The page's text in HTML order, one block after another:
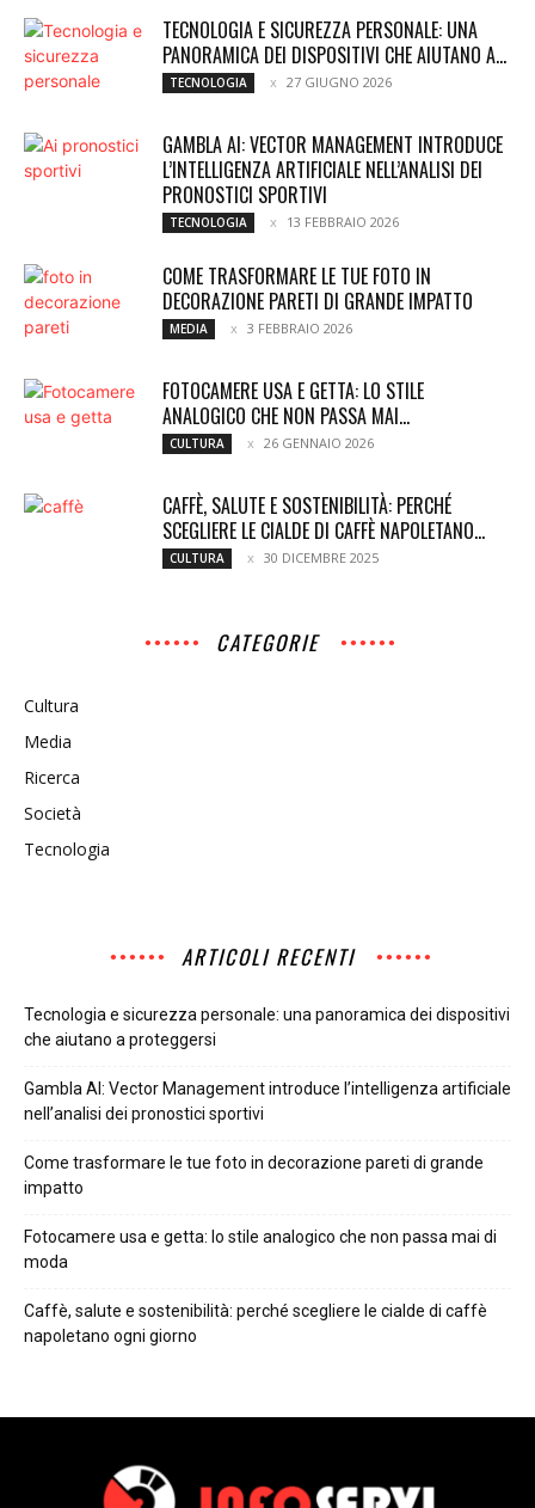
TECNOLOGIA E SICUREZZA PERSONALE: UNA
PANORAMICA DEI DISPOSITIVI CHE AIUTANO A...
TECNOLOGIA 27 GIUGNO 2026
GAMBLA AI: VECTOR MANAGEMENT INTRODUCE
L’INTELLIGENZA ARTIFICIALE NELL’ANALISI DEI
PRONOSTICI SPORTIVI
TECNOLOGIA 13 FEBBRAIO 2026
COME TRASFORMARE LE TUE FOTO IN
DECORAZIONE PARETI DI GRANDE IMPATTO
MEDIA 3 FEBBRAIO 2026
FOTOCAMERE USA E GETTA: LO STILE
ANALOGICO CHE NON PASSA MAI...
CULTURA 26 GENNAIO 2026
CAFFÈ, SALUTE E SOSTENIBILITÀ: PERCHÉ
SCEGLIERE LE CIALDE DI CAFFÈ NAPOLETANO...
CULTURA 30 DICEMBRE 2025
CATEGORIE
Cultura
Media
Ricerca
Società
Tecnologia
ARTICOLI RECENTI
Tecnologia e sicurezza personale: una panoramica dei dispositivi
che aiutano a proteggersi
Gambla AI: Vector Management introduce l’intelligenza artificiale
nell’analisi dei pronostici sportivi
Come trasformare le tue foto in decorazione pareti di grande
impatto
Fotocamere usa e getta: lo stile analogico che non passa mai di
moda
Caffè, salute e sostenibilità: perché scegliere le cialde di caffè
napoletano ogni giorno